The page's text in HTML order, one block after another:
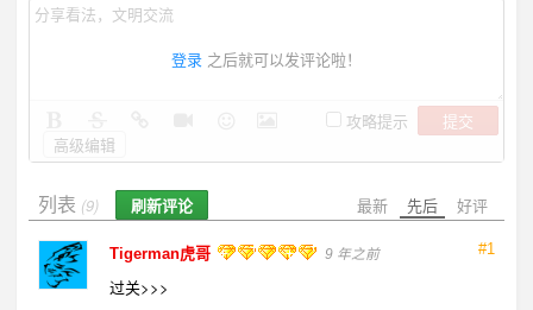
登录 之后就可以发评论啦！
攻略提示
提交
高级编辑
最新 先后 好评
列表 (9) 刷新评论
#1
Tigerman虎哥 9 年之前
过关>>>